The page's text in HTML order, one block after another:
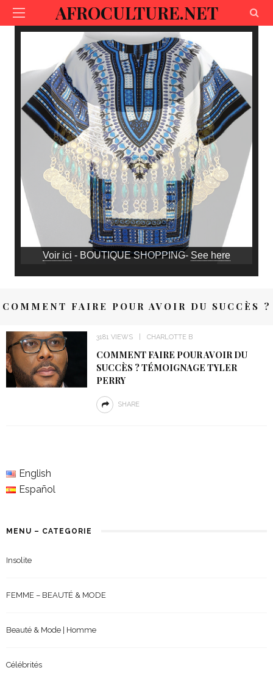
AFROCULTURE.NET
Voir ici - BOUTIQUE SHOPPING- See here
COMMENT FAIRE POUR AVOIR DU SUCCÈS ?
3181 VIEWS CHARLOTTE B
COMMENT FAIRE POUR AVOIR DU
SUCCÈS ? TÉMOIGNAGE TYLER
PERRY
SHARE
English
Español
MENU – CATEGORIE
Insolite
FEMME – BEAUTÉ & MODE
Beauté & Mode | Homme
Célébrités